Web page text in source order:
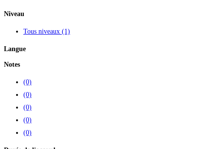
Niveau
Tous niveaux (1)
Langue
Notes
(0)
(0)
(0)
(0)
(0)